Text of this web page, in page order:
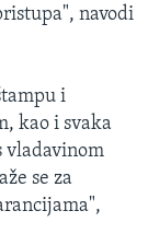
navodi
i
kao i svaka
vladavinom
se za